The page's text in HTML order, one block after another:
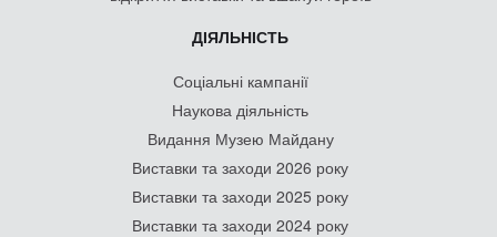
ДІЯЛЬНІСТЬ
Соціальні кампанії
Наукова діяльність
Видання Музею Майдану
Виставки та заходи 2026 року
Виставки та заходи 2025 року
Виставки та заходи 2024 року